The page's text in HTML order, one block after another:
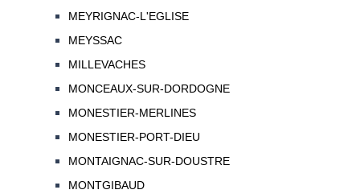
MEYRIGNAC-L'EGLISE
MEYSSAC
MILLEVACHES
MONCEAUX-SUR-DORDOGNE
MONESTIER-MERLINES
MONESTIER-PORT-DIEU
MONTAIGNAC-SUR-DOUSTRE
MONTGIBAUD